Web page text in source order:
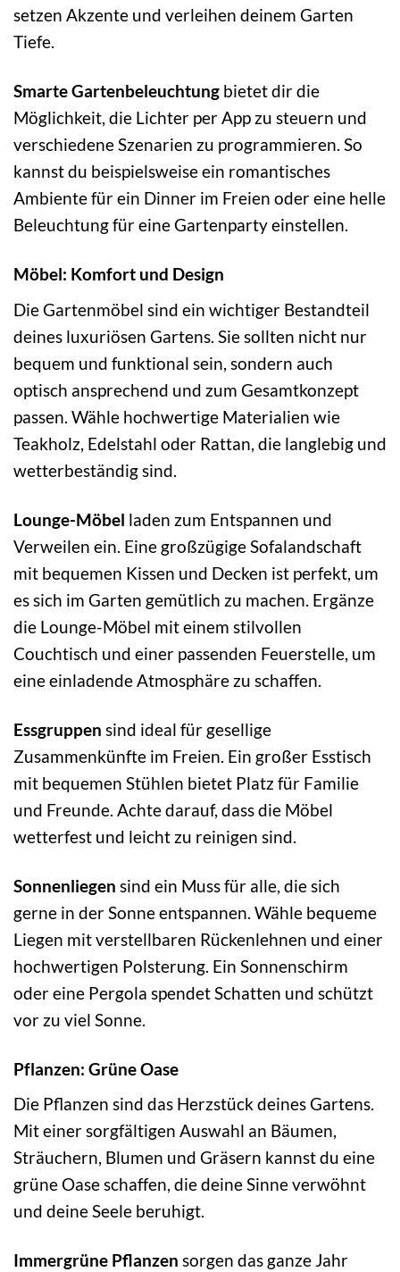
setzen Akzente und verleihen deinem Garten
Tiefe.
Smarte Gartenbeleuchtung bietet dir die
Möglichkeit, die Lichter per App zu steuern und
verschiedene Szenarien zu programmieren. So
kannst du beispielsweise ein romantisches
Ambiente für ein Dinner im Freien oder eine helle
Beleuchtung für eine Gartenparty einstellen.
Möbel: Komfort und Design
Die Gartenmöbel sind ein wichtiger Bestandteil
deines luxuriösen Gartens. Sie sollten nicht nur
bequem und funktional sein, sondern auch
optisch ansprechend und zum Gesamtkonzept
passen. Wähle hochwertige Materialien wie
Teakholz, Edelstahl oder Rattan, die langlebig und
wetterbeständig sind.
Lounge-Möbel laden zum Entspannen und
Verweilen ein. Eine großzügige Sofalandschaft
mit bequemen Kissen und Decken ist perfekt, um
es sich im Garten gemütlich zu machen. Ergänze
die Lounge-Möbel mit einem stilvollen
Couchtisch und einer passenden Feuerstelle, um
eine einladende Atmosphäre zu schaffen.
Essgruppen sind ideal für gesellige
Zusammenkünfte im Freien. Ein großer Esstisch
mit bequemen Stühlen bietet Platz für Familie
und Freunde. Achte darauf, dass die Möbel
wetterfest und leicht zu reinigen sind.
Sonnenliegen sind ein Muss für alle, die sich
gerne in der Sonne entspannen. Wähle bequeme
Liegen mit verstellbaren Rückenlehnen und einer
hochwertigen Polsterung. Ein Sonnenschirm
oder eine Pergola spendet Schatten und schützt
vor zu viel Sonne.
Pflanzen: Grüne Oase
Die Pflanzen sind das Herzstück deines Gartens.
Mit einer sorgfältigen Auswahl an Bäumen,
Sträuchern, Blumen und Gräsern kannst du eine
grüne Oase schaffen, die deine Sinne verwöhnt
und deine Seele beruhigt.
Immergrüne Pflanzen sorgen das ganze Jahr